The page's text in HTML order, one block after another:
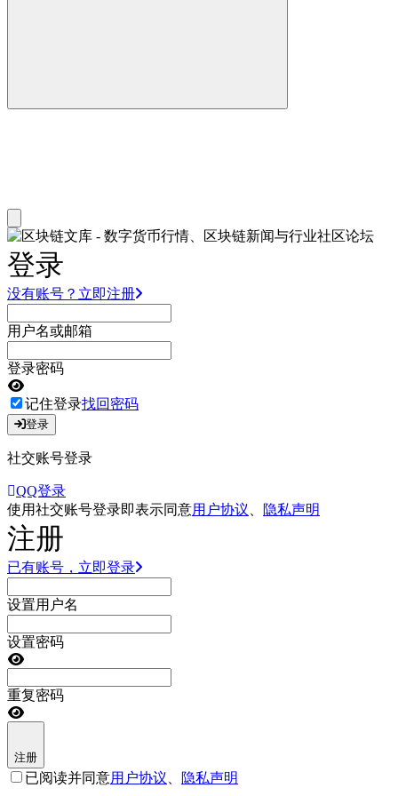
登录
没有账号？立即注册
用户名或邮箱
登录密码
记住登录找回密码
登录
社交账号登录
QQ登录
使用社交账号登录即表示同意用户协议 隐私声明
注册
已有账号，立即登录
设置用户名
设置密码
重复密码
注册
已阅读并同意用户协议 隐私声明